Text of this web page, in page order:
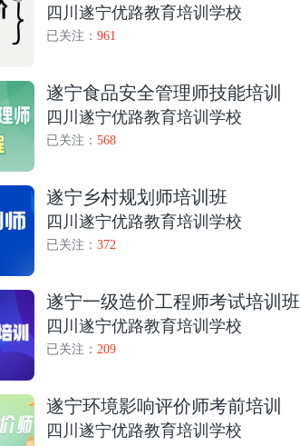
四川遂宁优路教育培训学校
已关注： 961
遂宁食品安全管理师技能培训
四川遂宁优路教育培训学校
已关注： 568
遂宁乡村规划师培训班
四川遂宁优路教育培训学校
已关注： 372
遂宁一级造价工程师考试培训班
四川遂宁优路教育培训学校
已关注： 209
遂宁环境影响评价师考前培训
四川遂宁优路教育培训学校